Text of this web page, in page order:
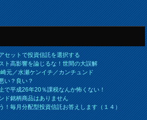
セットで投資信託を選択する
ト高影響を論じるな！世間の大誤解
元／水瀬ケンイチ／カンチュンド
い？良い？
で平成26年20％課税なんか怖くない！
ド銘柄商品はありません
！毎月分配型投資信託お答えします（１４）